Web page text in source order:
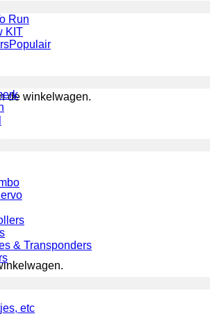
de winkelwagen.
Run
KIT
& Transponders
etc